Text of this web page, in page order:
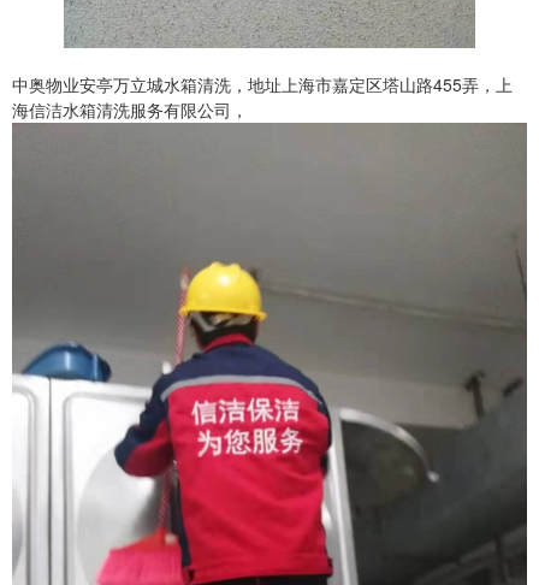
中奥物业安亭万立城水箱清洗，地址上海市嘉定区塔山路455弄，上
海信洁水箱清洗服务有限公司，